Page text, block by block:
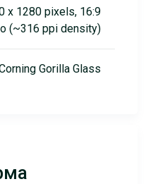
x 1280 pixels, 16:9
(~316 ppi density)
Gorilla Glass